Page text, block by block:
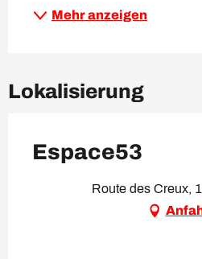
Mehr anzeigen
Lokalisierung
Espace53
Route des Creux,